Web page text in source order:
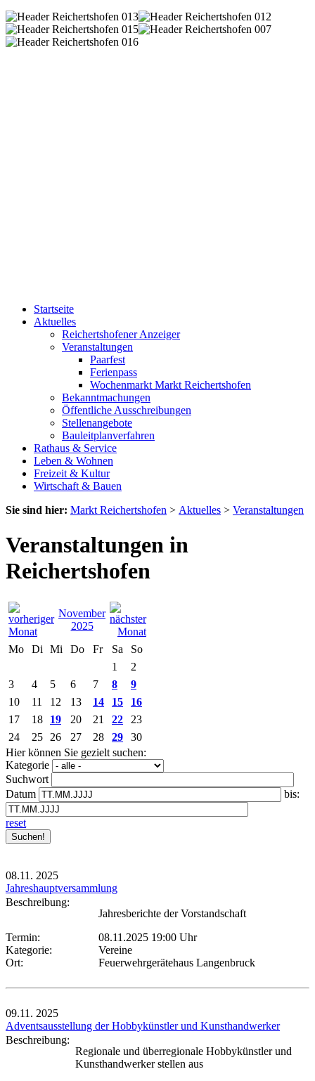
Startseite
Aktuelles
Reichertshofener Anzeiger
Veranstaltungen
Paarfest
Ferienpass
Wochenmarkt Markt Reichertshofen
Bekanntmachungen
Öffentliche Ausschreibungen
Stellenangebote
Bauleitplanverfahren
Rathaus & Service
Leben & Wohnen
Freizeit & Kultur
Wirtschaft & Bauen
Sie sind hier: Markt Reichertshofen > Aktuelles > Veranstaltungen
Veranstaltungen in
Reichertshofen
November
2025
Mo
Di Mi Do Fr Sa
So
1
2
3
4 5 6 7 8
9
10
11 12 13 14 15
16
17
18 19 20 21 22
23
24
25 26 27 28 29
30
Hier können Sie gezielt suchen:
Kategorie
Suchwort
Datum
bis:
reset
08.11. 2025
Jahreshauptversammlung
Beschreibung:
Jahresberichte der Vorstandschaft
Termin:
08.11.2025 19:00 Uhr
Kategorie:
Vereine
Ort:
Feuerwehrgerätehaus Langenbruck
09.11. 2025
Adventsausstellung der Hobbykünstler und Kunsthandwerker
Beschreibung:
Regionale und überregionale Hobbykünstler und
Kunsthandwerker stellen aus